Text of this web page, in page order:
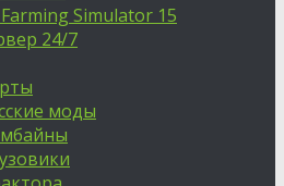
Simulator 15
24/7
моды